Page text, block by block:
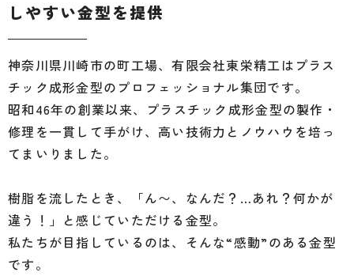
しやすい金型を提供
神奈川県川崎市の町工場、有限会社東栄精工はプラス
チック成形金型のプロフェッショナル集団です。
昭和46年の創業以来、プラスチック成形金型の製作・
修理を一貫して手がけ、高い技術力とノウハウを培っ
てまいりました。
樹脂を流したとき、「ん〜、なんだ？…あれ？何かが
違う！」と感じていただける金型。
私たちが目指しているのは、そんな“感動”のある金型
です。